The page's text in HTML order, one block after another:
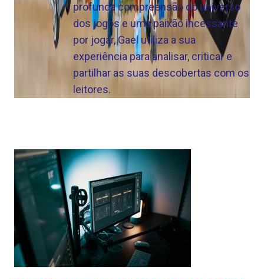
profunda compreensão do universo
dos jogos e uma paixão incessante
por jogar, Gael utiliza a sua
experiência para analisar, criticar e
partilhar as suas descobertas com os
leitores.